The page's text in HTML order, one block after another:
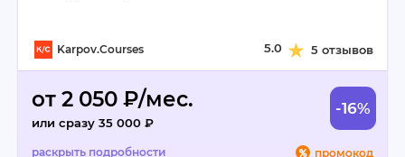
Karpov.Courses 5.0 5 отзывов
от 2 050 ₽/мес.
или сразу 35 000 ₽
-16%
промокод